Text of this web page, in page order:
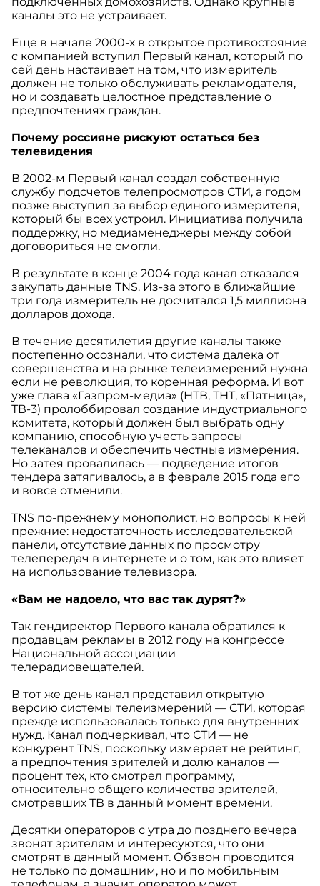
каналы это не устраивает.
Еще в начале 2000-х в открытое противостояние
с компанией вступил Первый канал, который по
сей день настаивает на том, что измеритель
должен не только обслуживать рекламодателя,
но и создавать целостное представление о
предпочтениях граждан.
Почему россияне рискуют остаться без
телевидения
В 2002-м Первый канал создал собственную
службу подсчетов телепросмотров СТИ, а годом
позже выступил за выбор единого измерителя,
который бы всех устроил. Инициатива получила
поддержку, но медиаменеджеры между собой
договориться не смогли.
В результате в конце 2004 года канал отказался
закупать данные TNS. Из-за этого в ближайшие
три года измеритель не досчитался 1,5 миллиона
долларов дохода.
В течение десятилетия другие каналы также
постепенно осознали, что система далека от
совершенства и на рынке телеизмерений нужна
если не революция, то коренная реформа. И вот
уже глава «Газпром-медиа» (НТВ, ТНТ, «Пятница»,
ТВ-3) пролоббировал создание индустриального
комитета, который должен был выбрать одну
компанию, способную учесть запросы
телеканалов и обеспечить честные измерения.
Но затея провалилась — подведение итогов
тендера затягивалось, а в феврале 2015 года его
и вовсе отменили.
TNS по-прежнему монополист, но вопросы к ней
прежние: недостаточность исследовательской
панели, отсутствие данных по просмотру
телепередач в интернете и о том, как это влияет
на использование телевизора.
«Вам не надоело, что вас так дурят?»
Так гендиректор Первого канала обратился к
продавцам рекламы в 2012 году на конгрессе
Национальной ассоциации
телерадиовещателей.
В тот же день канал представил открытую
версию системы телеизмерений — СТИ, которая
прежде использовалась только для внутренних
нужд. Канал подчеркивал, что СТИ — не
конкурент TNS, поскольку измеряет не рейтинг,
а предпочтения зрителей и долю каналов —
процент тех, кто смотрел программу,
относительно общего количества зрителей,
смотревших ТВ в данный момент времени.
Десятки операторов с утра до позднего вечера
звонят зрителям и интересуются, что они
смотрят в данный момент. Обзвон проводится
не только по домашним, но и по мобильным